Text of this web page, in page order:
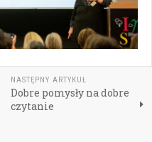
NASTĘPNY ARTYKUŁ
Dobre pomysły na dobre
czytanie